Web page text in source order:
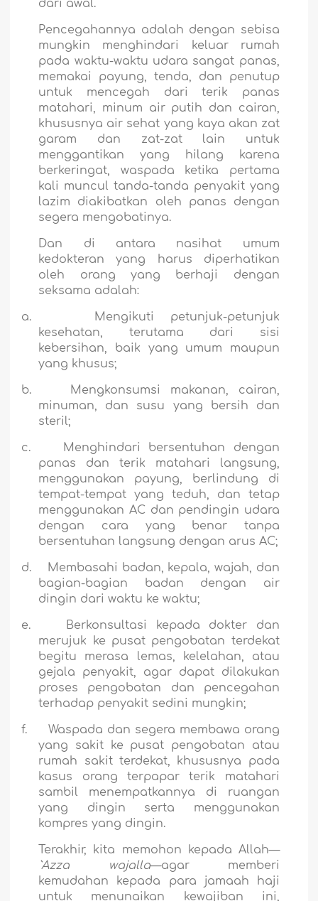
dari awal.
Pencegahannya adalah dengan sebisa
mungkin menghindari keluar rumah
pada waktu-waktu udara sangat panas,
memakai payung, tenda, dan penutup
untuk mencegah dari terik panas
matahari, minum air putih dan cairan,
khususnya air sehat yang kaya akan zat
garam dan zat-zat lain untuk
menggantikan yang hilang karena
berkeringat, waspada ketika pertama
kali muncul tanda-tanda penyakit yang
lazim diakibatkan oleh panas dengan
segera mengobatinya.
Dan di antara nasihat umum
kedokteran yang harus diperhatikan
oleh orang yang berhaji dengan
seksama adalah:
a.
Mengikuti petunjuk-petunjuk
kesehatan, terutama dari sisi
kebersihan, baik yang umum maupun
yang khusus;
b.
Mengkonsumsi makanan, cairan,
minuman, dan susu yang bersih dan
steril;
c.
Menghindari bersentuhan dengan
panas dan terik matahari langsung,
menggunakan payung, berlindung di
tempat-tempat yang teduh, dan tetap
menggunakan AC dan pendingin udara
dengan cara yang benar tanpa
bersentuhan langsung dengan arus AC;
d.
Membasahi badan, kepala, wajah, dan
bagian-bagian badan dengan air
dingin dari waktu ke waktu;
e.
Berkonsultasi kepada dokter dan
merujuk ke pusat pengobatan terdekat
begitu merasa lemas, kelelahan, atau
gejala penyakit, agar dapat dilakukan
proses pengobatan dan pencegahan
terhadap penyakit sedini mungkin;
f.
Waspada dan segera membawa orang
yang sakit ke pusat pengobatan atau
rumah sakit terdekat, khususnya pada
kasus orang terpapar terik matahari
sambil menempatkannya di ruangan
yang dingin serta menggunakan
kompres yang dingin.
Terakhir, kita memohon kepada Allah—
`Azza wajalla—agar memberi
kemudahan kepada para jamaah haji
untuk menunaikan kewajiban ini,